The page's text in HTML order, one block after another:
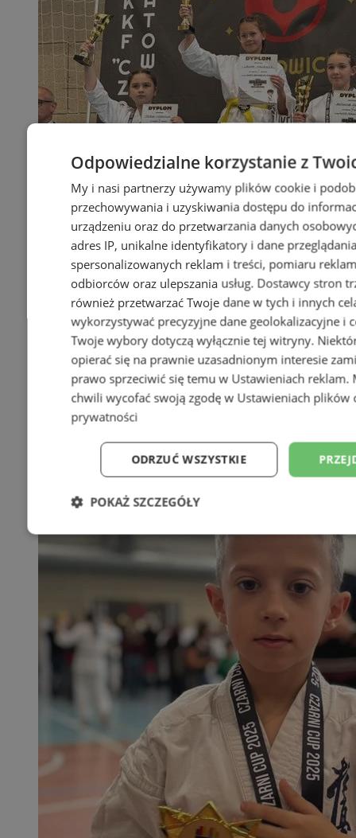
Odpowiedzialne korzystanie z
My i nasi partnerzy używamy plików cookie i
przechowywania i uzyskiwania dostępu do
urządzeniu oraz do przetwarzania danych
adres IP, unikalne identyfikatory i dane
spersonalizowanych reklam i treści, pomiaru
odbiorców oraz ulepszania usług. Dostawcy stron
również przetwarzać Twoje dane w tych i innych
wykorzystywać precyzyjne dane geolokalizacyjne i
Twoje wybory dotyczą wyłącznie tej witryny.
opierać się na prawnie uzasadnionym interesie
prawo sprzeciwić się temu w Ustawieniach reklam.
chwili wycofać swoją zgodę w Ustawieniach plików
prywatności
ODRZUĆ WSZYSTKIE
POKAŻ SZCZEGÓŁY
Niezbędne Wydajność
Niesklasyfikowane
Niezbędne Wydajność Targetowanie
Niezbędne pliki cookie umożliwiają korzystanie z podstawowych
takich jak logowanie użytkownika i zarządzanie kontem. Bez
można prawidłowo korzystać ze strony internetowej.
Nazwa
Provider /
Domena
Okres
SessID
orzesze.com.pl 1 rok